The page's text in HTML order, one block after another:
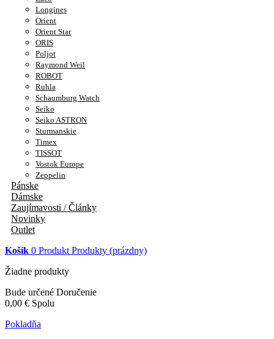
Longines
Orient
Orient Star
ORIS
Poljot
Raymond Weil
ROBOT
Ruhla
Schaumburg Watch
Seiko
Seiko ASTRON
Sturmanskie
Timex
TISSOT
Vostok Europe
Zeppelin
Pánske
Dámske
Zaujímavosti / Články
Novinky
Outlet
Košík 0 Produkt Produkty (prázdny)
Žiadne produkty
Bude určené Doručenie
0,00 € Spolu
Pokladňa